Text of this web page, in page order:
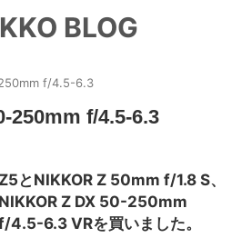
BLOG
f/4.5-6.3
250mm f/4.5-6.3
Z5とNIKKOR Z 50mm f/1.8 S、
NIKKOR Z DX 50-250mm
4.5-6.3 VRを買いました。